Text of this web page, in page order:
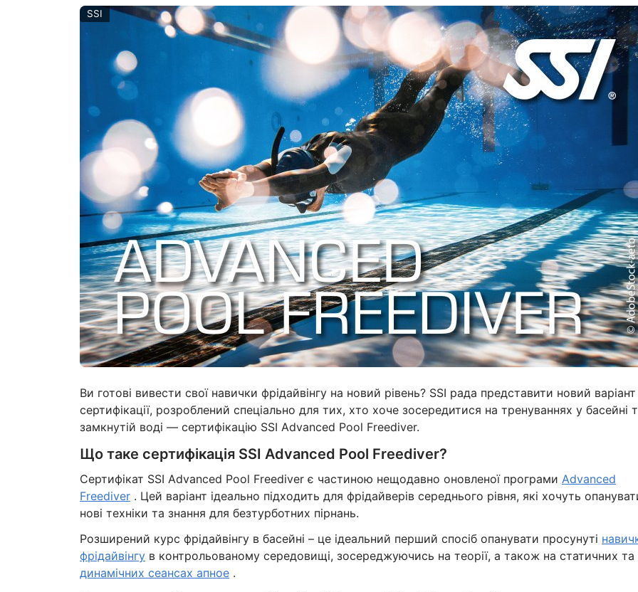
SSI
Ви готові вивести свої навички фрідайвінгу на новий рівень? SSI рада представити новий варіант
сертифікації, розроблений спеціально для тих, хто хоче зосередитися на тренуваннях у басейні
замкнутій воді — сертифікацію SSI Advanced Pool Freediver.
Що таке сертифікація SSI Advanced Pool Freediver?
Сертифікат SSI Advanced Pool Freediver є частиною нещодавно оновленої програми Advanced
Freediver. Цей варіант ідеально підходить для фрідайверів середнього рівня, які хочуть
нові техніки та знання для безтурботних пірнань.
Розширений курс фрідайвінгу в басейні – це ідеальний перший спосіб опанувати просунуті
фрідайвінгув контрольованому середовищі, зосереджуючись на теорії, а також на статичних та
динамічних сеансах апное.